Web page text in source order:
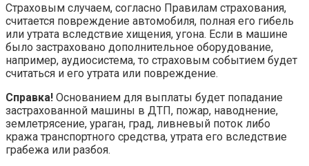
Страховым случаем, согласно Правилам страхования,
считается повреждение автомобиля, полная его гибель
или утрата вследствие хищения, угона. Если в машине
было застраховано дополнительное оборудование,
например, аудиосистема, то страховым событием будет
считаться и его утрата или повреждение.
Справка! Основанием для выплаты будет попадание
застрахованной машины в ДТП, пожар, наводнение,
землетрясение, ураган, град, ливневый поток либо
кража транспортного средства, утрата его вследствие
грабежа или разбоя.